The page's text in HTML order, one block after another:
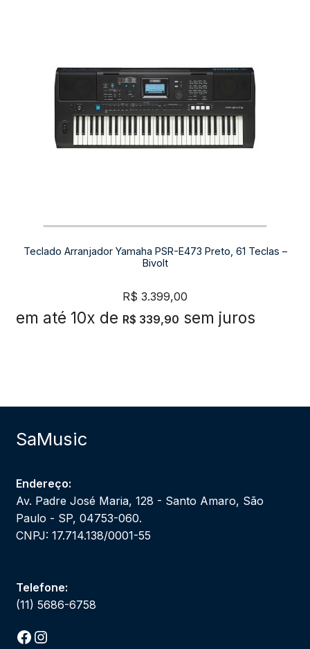
Teclado Arranjador Yamaha PSR-E473 Preto, 61 Teclas –
Bivolt
R$ 3.399,00
em até 10x de R$ 339,90 sem juros
SaMusic
Endereço:
Av. Padre José Maria, 128 - Santo Amaro, São
Paulo - SP, 04753-060.
CNPJ: 17.714.138/0001-55
Telefone:
(11) 5686-6758
Facebook
Instagram